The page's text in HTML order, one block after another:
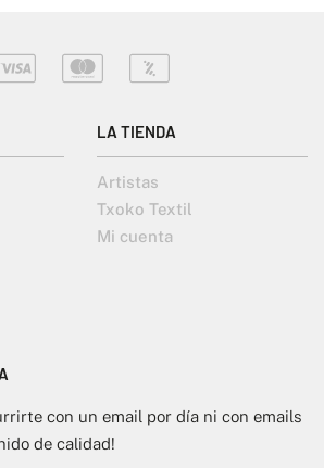
LA TIENDA
Artistas
Txoko Textil
Mi cuenta
con un email por día ni con emails
de calidad!